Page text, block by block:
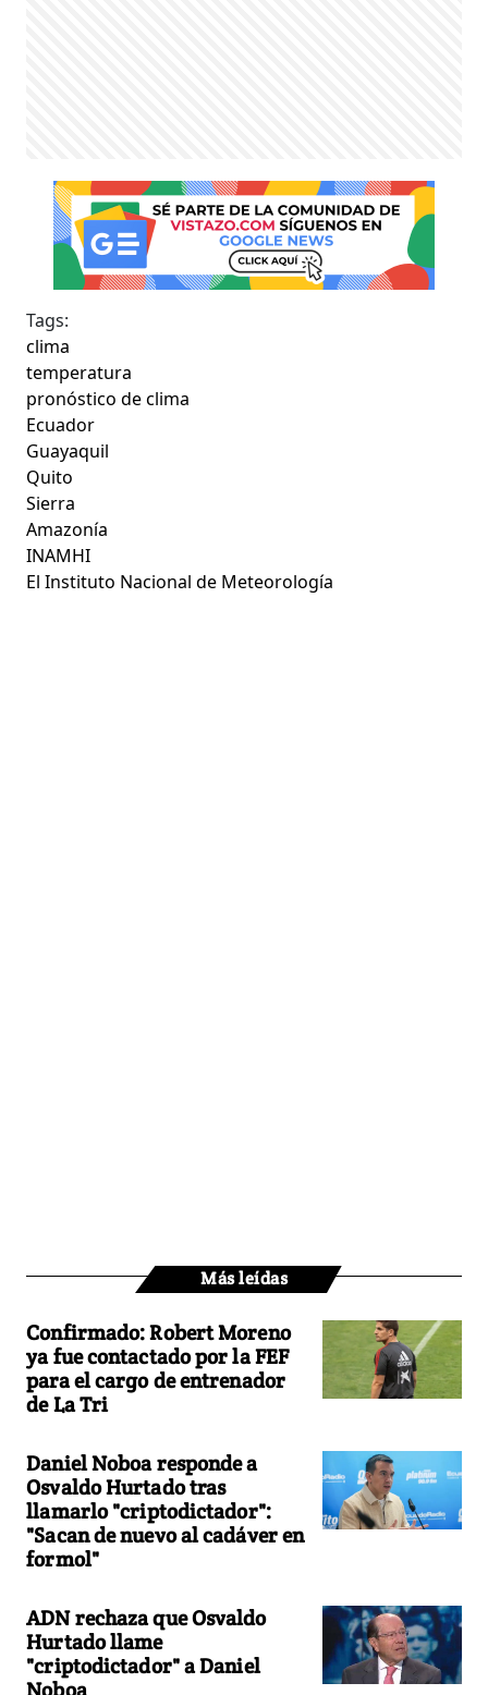
Tags:
clima
temperatura
pronóstico de clima
Ecuador
Guayaquil
Quito
Sierra
Amazonía
INAMHI
El Instituto Nacional de Meteorología
Más leídas
Confirmado: Robert Moreno
ya fue contactado por la FEF
para el cargo de entrenador
de La Tri
Daniel Noboa responde a
Osvaldo Hurtado tras
llamarlo "criptodictador":
"Sacan de nuevo al cadáver en
formol"
ADN rechaza que Osvaldo
Hurtado llame
"criptodictador" a Daniel
Noboa